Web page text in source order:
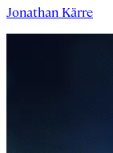
Jonathan Kärre